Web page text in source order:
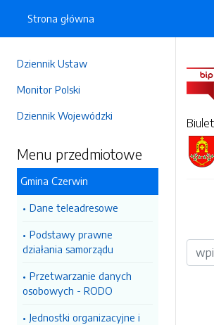
Dziennik Ustaw
Monitor Polski
Dziennik Wojewódzki
Menu przedmiotowe
Gmina Czerwin
Dane teleadresowe
Podstawy prawne
działania samorządu
Przetwarzanie danych
osobowych - RODO
Jednostki organizacyjne i
Strona główna